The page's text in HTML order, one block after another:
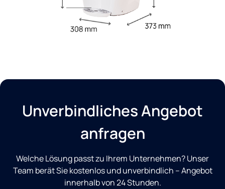
Unverbindliches Angebot
anfragen
Welche Lösung passt zu Ihrem Unternehmen? Unser
Team berät Sie kostenlos und unverbindlich – Angebot
innerhalb von 24 Stunden.